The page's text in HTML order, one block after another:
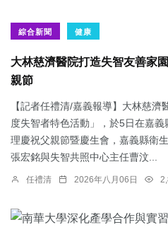
綜合新聞 健康
大林慈濟醫院打造失智友善家
親節
【記者任禮清/嘉義報導】大林慈
度失智者特色活動」，於5日在嘉
理慶祝父親節暨慶生會，嘉義縣衛
張宏銘與失智共照中心主任曹汶...
任禮清 2026年八月06日